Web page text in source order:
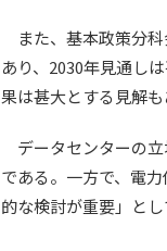
また、基本政策分科
あり、2030年見通し
果は甚大とする見解
データセンターの立
である。一方で、電
的な検討が重要」とし